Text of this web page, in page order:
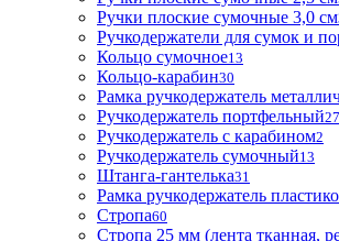
Ручки плоские сумочные 3,0 см
Ручкодержатели для сумок и
Кольцо сумочное13
Кольцо-карабин30
Рамка ручкодержатель
Ручкодержатель портфельный27
Ручкодержатель с карабином2
Ручкодержатель сумочный13
Штанга-гантелька31
Рамка ручкодержатель
Стропа60
Стропа 25 мм (лента тканная,